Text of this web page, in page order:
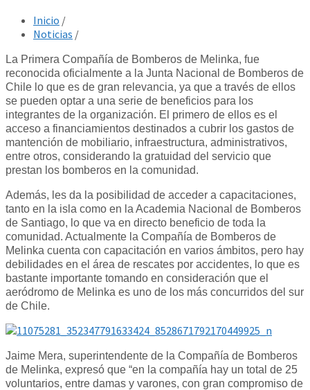
Inicio /
Noticias /
La Primera Compañía de Bomberos de Melinka, fue
reconocida oficialmente a la Junta Nacional de Bomberos de
Chile lo que es de gran relevancia, ya que a través de ellos
se pueden optar a una serie de beneficios para los
integrantes de la organización. El primero de ellos es el
acceso a financiamientos destinados a cubrir los gastos de
mantención de mobiliario, infraestructura, administrativos,
entre otros, considerando la gratuidad del servicio que
prestan los bomberos en la comunidad.
Además, les da la posibilidad de acceder a capacitaciones,
tanto en la isla como en la Academia Nacional de Bomberos
de Santiago, lo que va en directo beneficio de toda la
comunidad. Actualmente la Compañía de Bomberos de
Melinka cuenta con capacitación en varios ámbitos, pero hay
debilidades en el área de rescates por accidentes, lo que es
bastante importante tomando en consideración que el
aeródromo de Melinka es uno de los más concurridos del sur
de Chile.
Jaime Mera, superintendente de la Compañía de Bomberos
de Melinka, expresó que “en la compañía hay un total de 25
voluntarios, entre damas y varones, con gran compromiso de